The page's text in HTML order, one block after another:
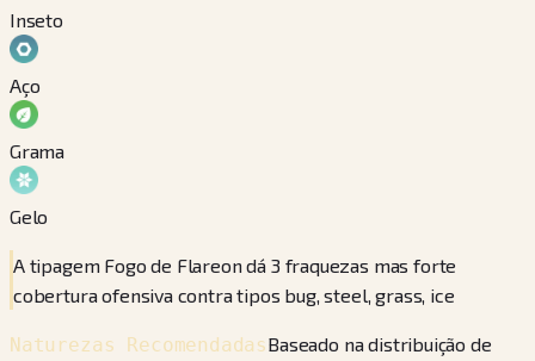
Inseto
Aço
Grama
Gelo
A tipagem Fogo de Flareon dá 3 fraquezas mas forte
cobertura ofensiva contra tipos bug, steel, grass, ice
Naturezas RecomendadasBaseado na distribuição de